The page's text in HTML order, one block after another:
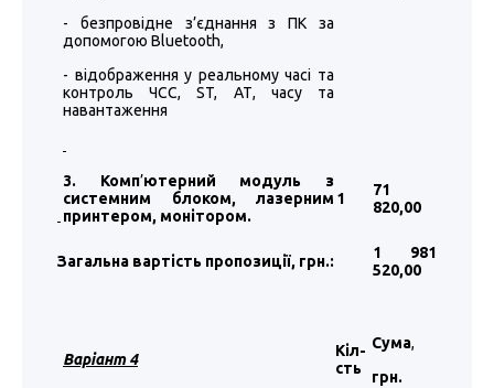
- безпровідне з’єднання з ПК за
допомогою Bluetooth,
- відображення у реальному часі та
контроль ЧСС, ST, АТ, часу та
навантаження
3. Комп’ютерний модуль з
системним блоком, лазерним
принтером, монітором.
1
71
820,00
Загальна вартість пропозиції, грн.:
1 981
520,00
Варіант 4
Кіл-
сть
Сума,
грн.